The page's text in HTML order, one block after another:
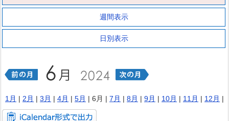
週間表示
日別表示
1月 | 2月 | 3月 | 4月 | 5月 | 6月 | 7月 | 8月 | 9月 | 10月 | 11月 | 12月 |